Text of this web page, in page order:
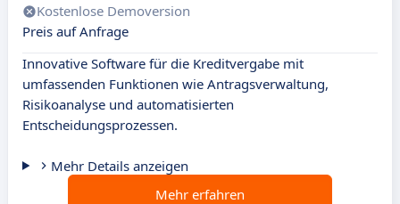
Kostenlose Demoversion
Preis auf Anfrage
Innovative Software für die Kreditvergabe mit
umfassenden Funktionen wie Antragsverwaltung,
Risikoanalyse und automatisierten
Entscheidungsprozessen.
Mehr Details anzeigen
Mehr erfahren